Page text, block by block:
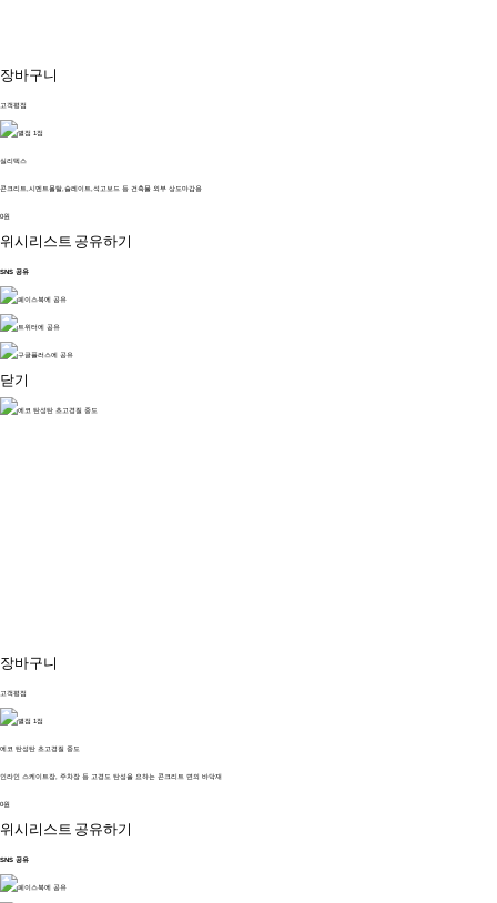
장바구니
고객평점
실리텍스
콘크리트,시멘트몰탈,슬레이트,석고보드 등 건축물 외부 상도마감용
0원
위시리스트 공유하기
SNS 공유
닫기
장바구니
고객평점
에코 탄성탄 초고경질 중도
인라인 스케이트장, 주차장 등 고경도 탄성을 요하는 콘크리트 면의 바닥재
0원
위시리스트 공유하기
SNS 공유